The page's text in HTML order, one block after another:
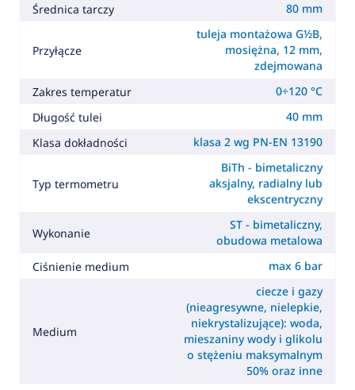
Średnica tarczy 80 mm
Przyłącze
tuleja montażowa G½B,
mosiężna, 12 mm,
zdejmowana
Zakres temperatur
0÷120 °C
Długość tulei
40 mm
Klasa dokładności
klasa 2 wg PN-EN 13190
Typ termometru
BiTh - bimetaliczny
aksjalny, radialny lub
ekscentryczny
Wykonanie
ST - bimetaliczny,
obudowa metalowa
Ciśnienie medium
max 6 bar
Medium
ciecze i gazy
(nieagresywne, nielepkie,
niekrystalizujące): woda,
mieszaniny wody i glikolu
o stężeniu maksymalnym
50% oraz inne